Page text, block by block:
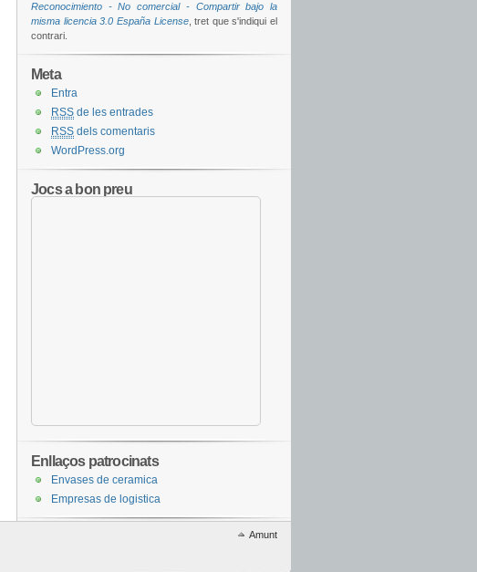
Reconocimiento - No comercial - Compartir bajo la
misma licencia 3.0 España License, tret que s'indiqui el
contrari.
Meta
Entra
RSS de les entrades
RSS dels comentaris
WordPress.org
Jocs a bon preu
Enllaços patrocinats
Envases de ceramica
Empresas de logistica
Amunt